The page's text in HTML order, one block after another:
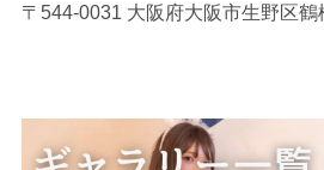
〒544-0031 大阪府大阪市生野区鶴